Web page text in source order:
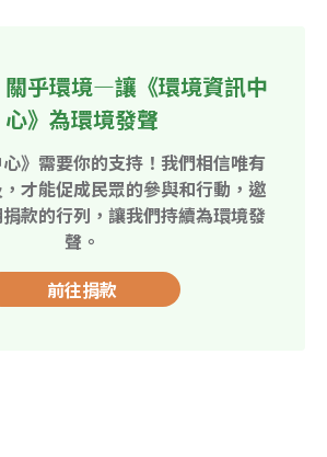
關乎環境—讓《環境資訊中
心》為環境發聲
心》需要你的支持！我們相信唯有
才能促成民眾的參與和行動，邀
款的行列，讓我們持續為環境發
聲。
前往捐款